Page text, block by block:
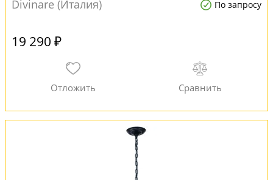
Divinare (Италия) По запросу
19 290 ₽